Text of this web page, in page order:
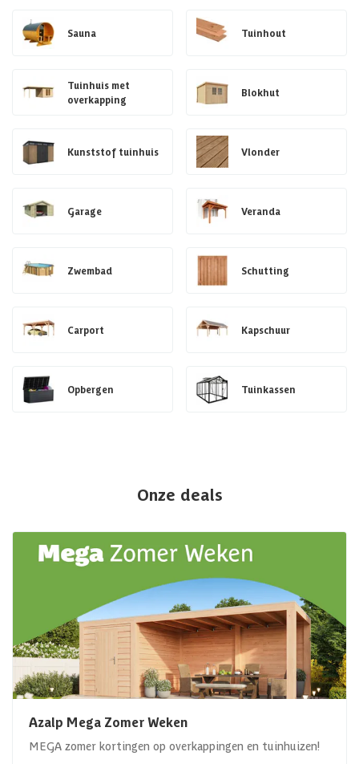
Sauna Tuinhout
Tuinhuis met
overkapping
Blokhut
Kunststof tuinhuis Vlonder
Garage Veranda
Zwembad Schutting
Carport Kapschuur
Opbergen Tuinkassen
Onze deals
Azalp Mega Zomer Weken
MEGA zomer kortingen op overkappingen en tuinhuizen!